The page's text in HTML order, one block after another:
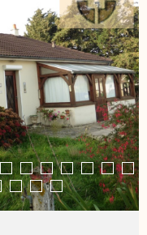
ESTIMER
BIEN
BIENS
NOS